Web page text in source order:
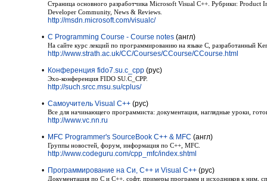
Cтраница основного разработчика Microsoft Visual C++. Рубрики:
Developer Community, News & Reviews.
http://msdn.microsoft.com/visualc/
• C Programming Course - Course notes (англ)
На сайте курс лекций по программированию на языке C, разработанный
http://www.strath.ac.uk/CC/Courses/CCourse/CCourse.html
• Конференция fido7.su.c_cpp (рус)
Эхо-конференция FIDO SU.C_CPP.
http://such.srcc.msu.su/cplus/
• Самоучитель Visual C++ (рус)
Все для начинающего программиста: документация, наглядные уроки,
http://www.vc.nn.ru
• MFC Programmer's SourceBook C++ & MFC (англ)
Группы новостей, форум, информация по С++, MFC.
http://www.codeguru.com/cpp_mfc/index.shtml
• Программирование на Си, С++ и Visual C++ (рус)
Документация по С и С++, софт, примеры программ и исходников к ним,